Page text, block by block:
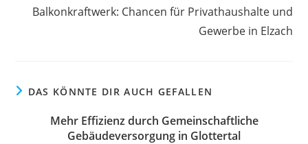
Balkonkraftwerk: Chancen für Privathaushalte und
Gewerbe in Elzach
DAS KÖNNTE DIR AUCH GEFALLEN
Mehr Effizienz durch Gemeinschaftliche
Gebäudeversorgung in Glottertal